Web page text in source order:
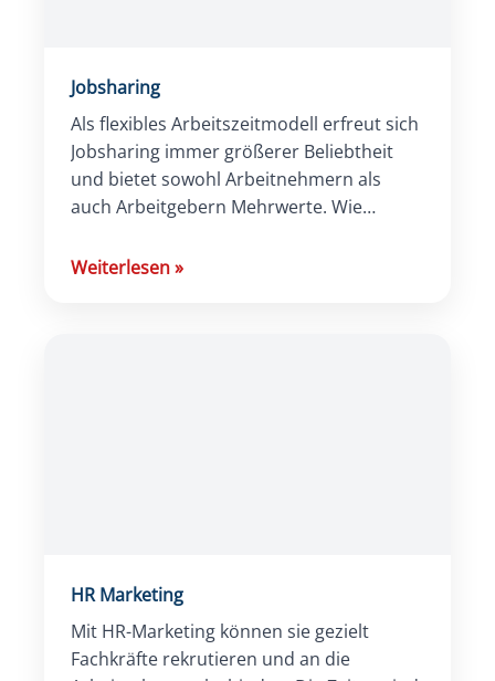
Jobsharing
Als flexibles Arbeitszeitmodell erfreut sich
Jobsharing immer größerer Beliebtheit
und bietet sowohl Arbeitnehmern als
auch Arbeitgebern Mehrwerte. Wie
Modell profitieren, welche verschiedenen
Weiterlesen»
HR Marketing
Mit HR-Marketing können sie gezielt
Fachkräfte rekrutieren und an die